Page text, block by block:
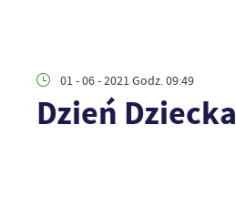
01 - 06 - 2021 Godz. 09:49
Dzień Dziecka